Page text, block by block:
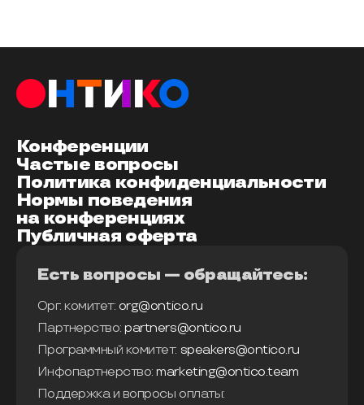
Конференции
Частые вопросы
Политика конфиденциальности
Нормы поведения
на конференциях
Публичная оферта
Есть вопросы — обращайтесь:
Орг. комитет: org@ontico.ru
Партнерство: partners@ontico.ru
Программный комитет: speakers@ontico.ru
Инфопартнерство: marketing@ontico.team
Поддержка и вопросы оплаты: